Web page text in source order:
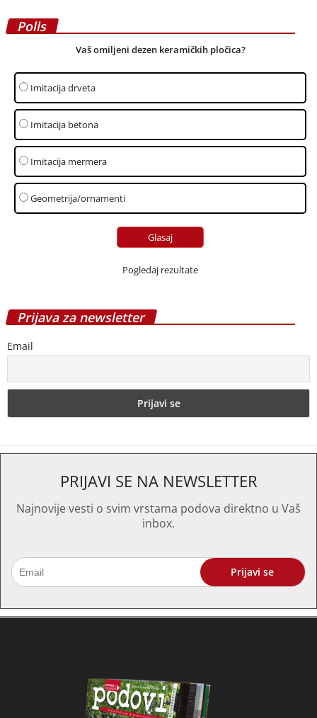
Polls
Vaš omiljeni dezen keramičkih pločica?
Imitacija drveta
Imitacija betona
Imitacija mermera
Geometrija/ornamenti
Pogledaj rezultate
Prijava za newsletter
Email
PRIJAVI SE NA NEWSLETTER
Najnovije vesti o svim vrstama podova direktno u Vaš
inbox.